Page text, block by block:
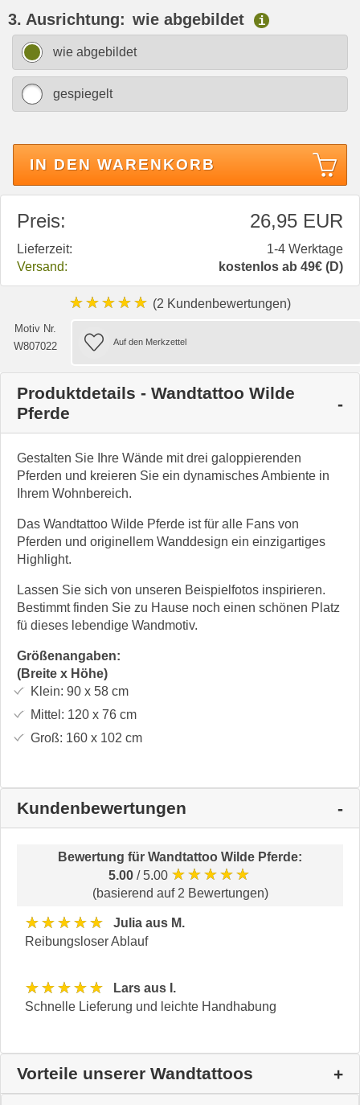
3. Ausrichtung: wie abgebildet i
wie abgebildet
gespiegelt
IN DEN WARENKORB
Preis: 26,95 EUR
Lieferzeit:
1-4 Werktage
Versand:
kostenlos ab 49€ (D)
★★★★★ (2 Kundenbewertungen)
Motiv Nr.
W807022
Produktdetails - Wandtattoo Wilde
Pferde
Gestalten Sie Ihre Wände mit drei galoppierenden
Pferden und kreieren Sie ein dynamisches Ambiente in
Ihrem Wohnbereich.
Das Wandtattoo Wilde Pferde ist für alle Fans von
Pferden und originellem Wanddesign ein einzigartiges
Highlight.
Lassen Sie sich von unseren Beispielfotos inspirieren.
Bestimmt finden Sie zu Hause noch einen schönen Platz
fü dieses lebendige Wandmotiv.
Größenangaben:
(Breite x Höhe)
Klein: 90 x 58cm
Mittel: 120 x 76cm
Groß: 160 x 102 cm
Kundenbewertungen
Bewertung für Wandtattoo Wilde Pferde:
5.00 / 5.00 ★★★★★
(basierend auf 2 Bewertungen)
★★★★★
Julia aus M.
Reibungsloser Ablauf
★★★★★
Lars aus I.
Schnelle Lieferung und leichte Handhabung
Vorteile unserer Wandtattoos